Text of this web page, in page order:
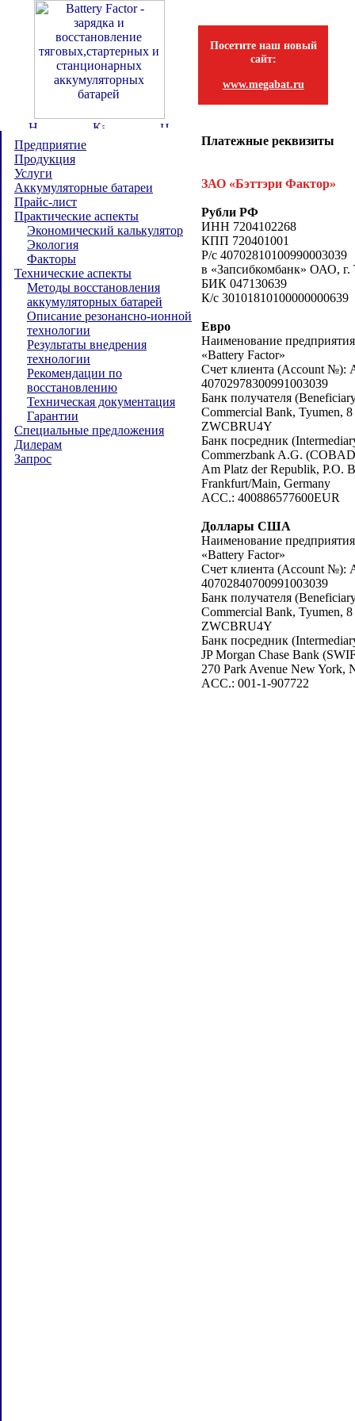
Посетите наш новый
сайт:
www.megabat.ru
Предприятие
Продукция
Услуги
Аккумуляторные батареи
Прайс-лист
Практические аспекты
Экономический калькулятор
Экология
Факторы
Технические аспекты
Методы восстановления
аккумуляторных батарей
Описание резонансно-ионной
технологии
Результаты внедрения
технологии
Рекомендации по
восстановлению
Техническая документация
Гарантии
Специальные предложения
Дилерам
Запрос
Платежные реквизиты
ЗАО «Бэттэри Фактор»
Рубли РФ
ИНН 7204102268
КПП 720401001
Р/с 40702810100990003039
в «Запсибкомбанк» ОАО,
БИК 047130639
К/с 30101810100000000639
Евро
Наименование
«Battery Factor»
Счет клиента (Account №):
40702978300991003039
Банк получателя
Commercial Bank, Tyumen,
ZWCBRU4Y
Банк посредник
Commerzbank A.G.
Am Platz der Republik, P.O.
Frankfurt/Main, Germany
ACC.: 400886577600EUR
Доллары США
Наименование
«Battery Factor»
Счет клиента (Account №):
40702840700991003039
Банк получателя
Commercial Bank, Tyumen,
ZWCBRU4Y
Банк посредник
JP Morgan Chase Bank
270 Park Avenue New York,
ACC.: 001-1-907722